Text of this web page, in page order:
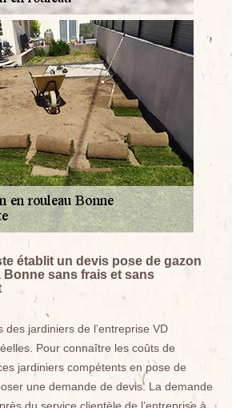
établit un devis pose de gazon
Bonne sans frais et sans
des jardiniers de l’entreprise VD
Pour connaître les coûts de
jardiniers compétents en pose de
une demande de devis. La demande